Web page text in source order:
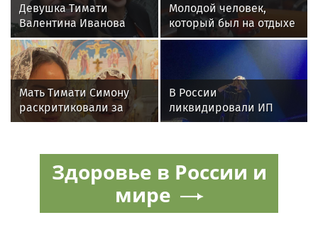
Девушка Тимати
Валентина Иванова
снялась с годовалой
дочерью в парной
фотосессии
Молодой человек,
который был на отдыхе
с Агузаровой, опроверг
роман с певицей
Мать Тимати Симону
раскритиковали за
неудачные фото
Валентины
В России
ликвидировали ИП
певицы Земфиры
Здоровье в России и
мире